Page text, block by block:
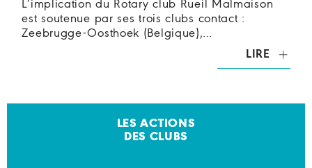
L’implication du Rotary club Rueil Malmaison
est soutenue par ses trois clubs contact :
Zeebrugge-Oosthoek (Belgique),…
LIRE
LES ACTIONS
DES CLUBS